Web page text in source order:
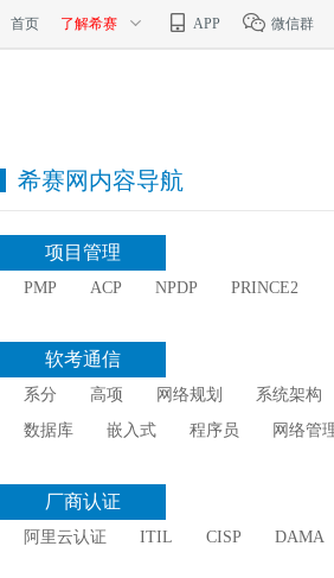
首页 了解希赛 APP 微信群
希赛网内容导航
项目管理
PMP ACP NPDP PRINCE2
软考通信
系分 高项 网络规划 系统架构
数据库
嵌入式 程序员 网络管
厂商认证
阿里云认证 ITIL CISP DAMA